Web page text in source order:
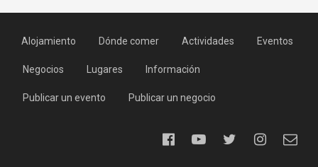
Alojamiento Dónde comer Actividades Eventos
Negocios Lugares Información
Publicar un evento Publicar un negocio